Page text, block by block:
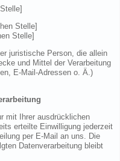
Stelle]
Stelle]
juristische Person, die allein
und Mittel der Verarbeitung
E-Mail-Adressen o. Ä.)
mit Ihrer ausdrücklichen
erteilte Einwilligung jederzeit
per E-Mail an uns. Die
Datenverarbeitung bleibt